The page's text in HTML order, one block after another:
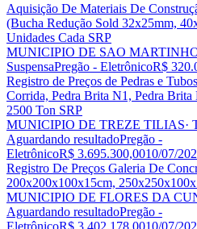
Aquisição De Materiais De
(Bucha Redução Sold 32x25mm,
Unidades Cada SRP
MUNICIPIO DE SAO
SuspensaPregão - EletrônicoR$
Registro de Preços de Pedras e
Corrida, Pedra Brita N1, Pedra
2500 Ton SRP
MUNICIPIO DE TREZE TILIAS·
Aguardando resultadoPregão -
EletrônicoR$ 3.695.300,0010/07/
Registro De Preços Galeria De
200x200x100x15cm,
MUNICIPIO DE FLORES DA
Aguardando resultadoPregão -
EletrônicoR$ 3.402.178,0010/07/